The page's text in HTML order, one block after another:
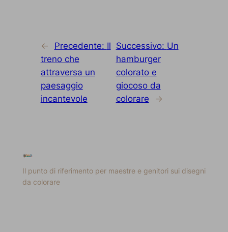
← Precedente: Il
treno che
attraversa un
paesaggio
incantevole
Successivo: Un
hamburger
colorato e
giocoso da
colorare
→
Il punto di riferimento per maestre e genitori sui disegni
da colorare